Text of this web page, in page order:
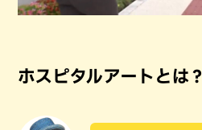
ホスピタルアートとは？